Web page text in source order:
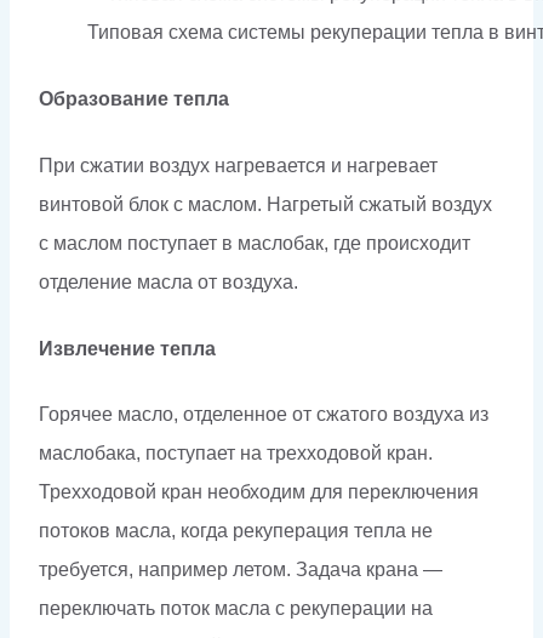
Типовая схема системы рекуперации тепла в
Образование тепла
При сжатии воздух нагревается и нагревает
винтовой блок с маслом. Нагретый сжатый воздух
с маслом поступает в маслобак, где происходит
отделение масла от воздуха.
Извлечение тепла
Горячее масло, отделенное от сжатого воздуха из
маслобака, поступает на трехходовой кран.
Трехходовой кран необходим для переключения
потоков масла, когда рекуперация тепла не
требуется, например летом. Задача крана —
переключать поток масла с рекуперации на